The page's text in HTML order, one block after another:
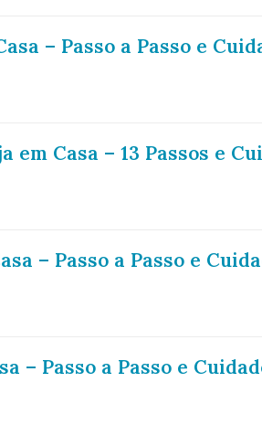
– Passo a Passo e
Casa – 13 Passos e
– Passo a Passo e
– Passo a Passo e